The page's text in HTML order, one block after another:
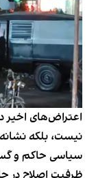
اعتراض‌های اخیر
نیست، بلکه
سیاسی حاکم و